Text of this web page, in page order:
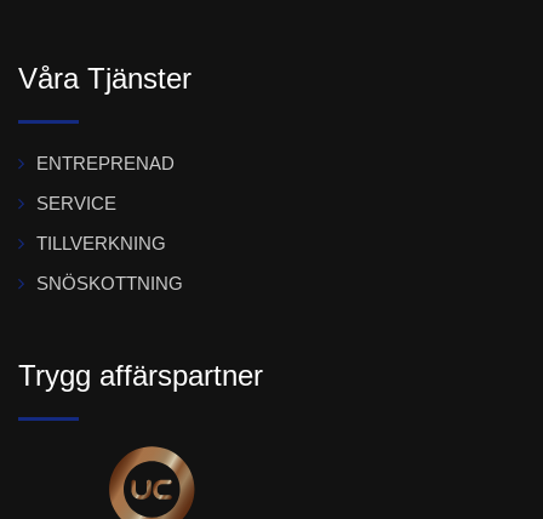
Våra Tjänster
ENTREPRENAD
SERVICE
TILLVERKNING
SNÖSKOTTNING
Trygg affärspartner